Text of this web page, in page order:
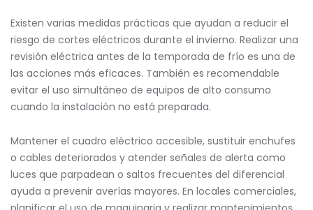
Existen varias medidas prácticas que ayudan a reducir el
riesgo de cortes eléctricos durante el invierno. Realizar una
revisión eléctrica antes de la temporada de frío es una de
las acciones más eficaces. También es recomendable
evitar el uso simultáneo de equipos de alto consumo
cuando la instalación no está preparada.
Mantener el cuadro eléctrico accesible, sustituir enchufes
o cables deteriorados y atender señales de alerta como
luces que parpadean o saltos frecuentes del diferencial
ayuda a prevenir averías mayores. En locales comerciales,